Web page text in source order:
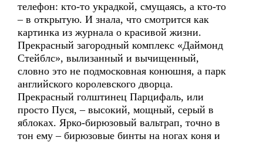
телефон: кто-то украдкой, смущаясь, а кто-то
– в открытую. И знала, что смотрится как
картинка из журнала о красивой жизни.
Прекрасный загородный комплекс «Даймонд
Стейблс», вылизанный и вычищенный,
словно это не подмосковная конюшня, а парк
английского королевского дворца.
Прекрасный голштинец Парцифаль, или
просто Пуся, – высокий, мощный, серый в
яблоках. Ярко-бирюзовый вальтрап, точно в
тон ему – бирюзовые бинты на ногах коня и